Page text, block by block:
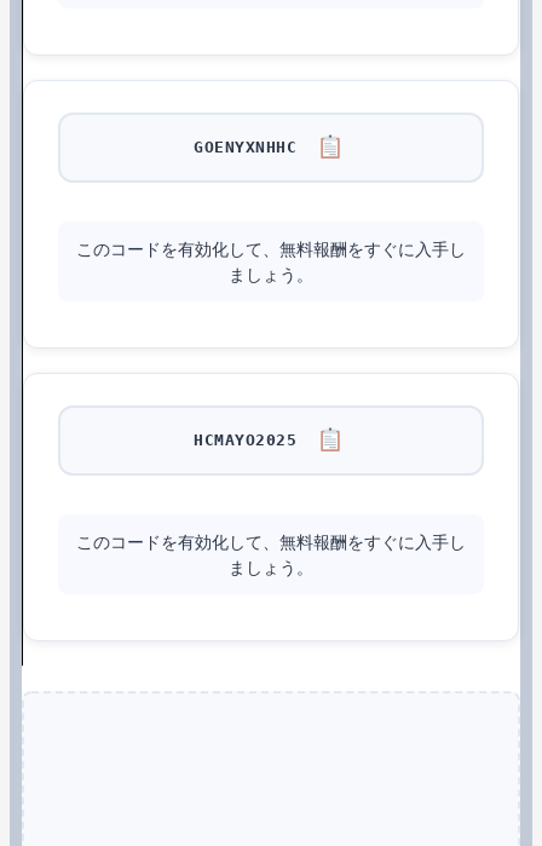
GOENYXNHHC
このコードを有効化して、無料報酬をすぐに入手し
ましょう。
HCMAYO2025
このコードを有効化して、無料報酬をすぐに入手し
ましょう。